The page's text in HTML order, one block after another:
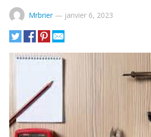
Mrbrier— janvier 6, 2023